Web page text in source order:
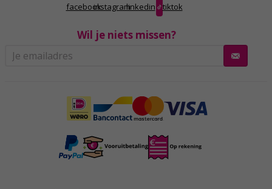
facebookinstagramlinkedin tiktok
Wil je niets missen?